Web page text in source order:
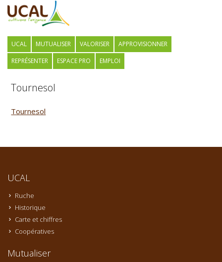
UCAL MUTUALISER VALORISER
APPROVISIONNER
REPRÉSENTER
ESPACE PRO EMPLOI
Tournesol
Tournesol
UCAL
Ruche
Historique
Carte et chiffres
Coopératives
Mutualiser